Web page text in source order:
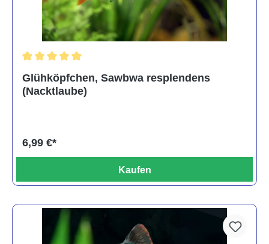
Glühköpfchen, Sawbwa resplendens
(Nacktlaube)
6,99 €*
Kaufen